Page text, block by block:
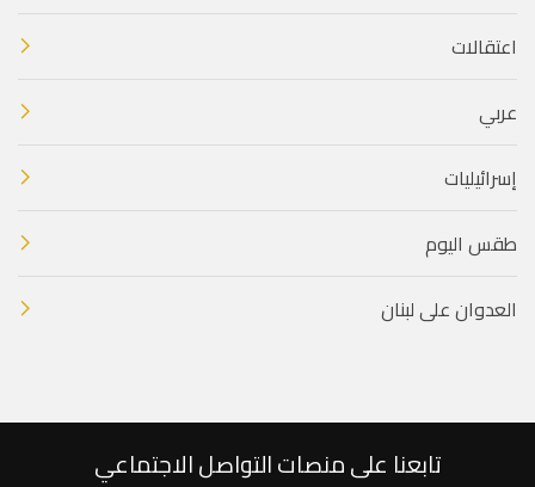
اعتقالات
عربي
إسرائيليات
طقس اليوم
العدوان على لبنان
تابعنا على منصات التواصل الاجتماعي